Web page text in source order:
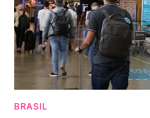
BRASIL